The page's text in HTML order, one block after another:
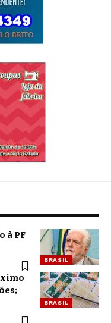
BRASIL
à PF
BRASIL